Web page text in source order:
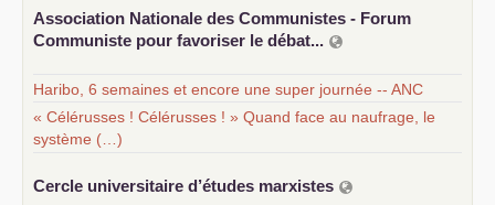
Association Nationale des Communistes - Forum
Communiste pour favoriser le débat...
Haribo, 6 semaines et encore une super journée -- ANC
« Célérusses ! Célérusses ! » Quand face au naufrage, le
système (…)
Cercle universitaire d’études marxistes